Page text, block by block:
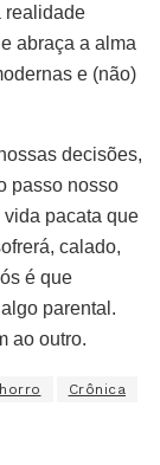
realidade
abraça a alma
e (não)
decisões,
passo nosso
pacata que
calado,
é que
parental.
ao outro.
Crônica